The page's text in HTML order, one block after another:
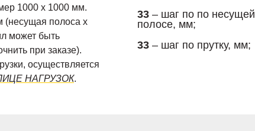
1000 х 1000 мм.
(несущая полоса х
может быть
при заказе).
осуществляется
НАГРУЗОК.
33 – шаг по по несущей
полосе, мм;
33 – шаг по прутку, мм;